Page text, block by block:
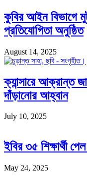
কুবির আইন বিভাগে
প্রতিযোগিতা অনুষ্ঠিত
August 14, 2025
ক্যান্সারে আক্রান্ত
দাঁড়ানোর আহ্বান
July 10, 2025
ইবির ৩৫ শিক্ষার্থী
May 24, 2025